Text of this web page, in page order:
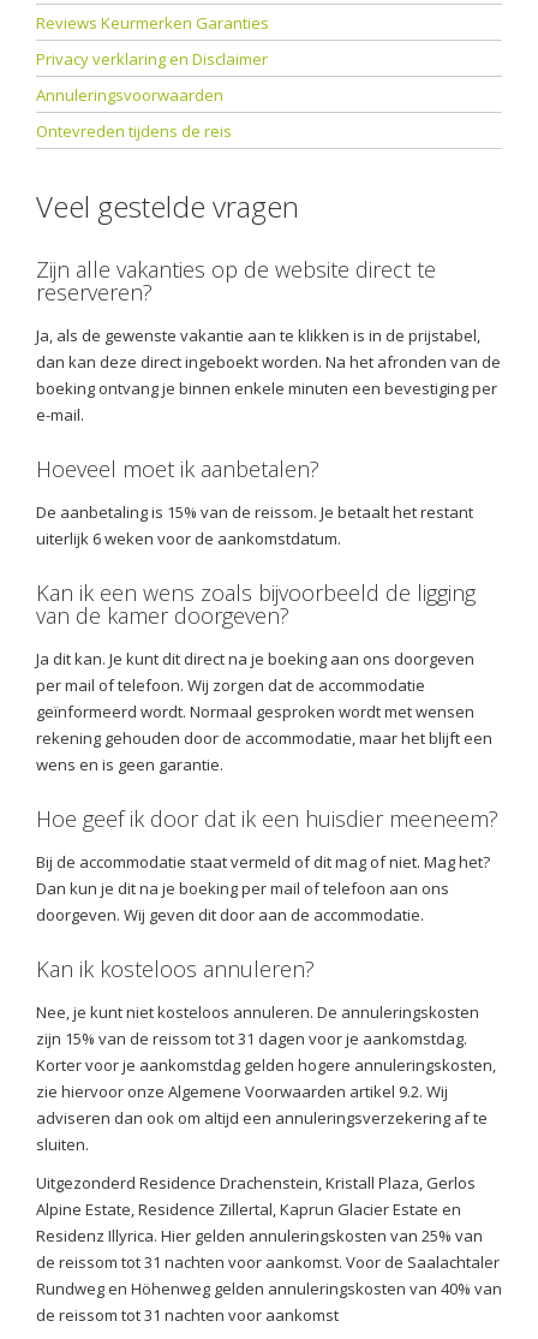
Reviews Keurmerken Garanties
Privacy verklaring en Disclaimer
Annuleringsvoorwaarden
Ontevreden tijdens de reis
Veel gestelde vragen
Zijn alle vakanties op de website direct te
reserveren?
Ja, als de gewenste vakantie aan te klikken is in de prijstabel,
dan kan deze direct ingeboekt worden. Na het afronden van de
boeking ontvang je binnen enkele minuten een bevestiging per
e-mail.
Hoeveel moet ik aanbetalen?
De aanbetaling is 15% van de reissom. Je betaalt het restant
uiterlijk 6 weken voor de aankomstdatum.
Kan ik een wens zoals bijvoorbeeld de ligging
van de kamer doorgeven?
Ja dit kan. Je kunt dit direct na je boeking aan ons doorgeven
per mail of telefoon. Wij zorgen dat de accommodatie
geïnformeerd wordt. Normaal gesproken wordt met wensen
rekening gehouden door de accommodatie, maar het blijft een
wens en is geen garantie.
Hoe geef ik door dat ik een huisdier meeneem?
Bij de accommodatie staat vermeld of dit mag of niet. Mag het?
Dan kun je dit na je boeking per mail of telefoon aan ons
doorgeven. Wij geven dit door aan de accommodatie.
Kan ik kosteloos annuleren?
Nee, je kunt niet kosteloos annuleren. De annuleringskosten
zijn 15% van de reissom tot 31 dagen voor je aankomstdag.
Korter voor je aankomstdag gelden hogere annuleringskosten,
zie hiervoor onze Algemene Voorwaarden artikel 9.2. Wij
adviseren dan ook om altijd een annuleringsverzekering af te
sluiten.
Uitgezonderd Residence Drachenstein, Kristall Plaza, Gerlos
Alpine Estate, Residence Zillertal, Kaprun Glacier Estate en
Residenz Illyrica. Hier gelden annuleringskosten van 25% van
de reissom tot 31 nachten voor aankomst. Voor de Saalachtaler
Rundweg en Höhenweg gelden annuleringskosten van 40% van
de reissom tot 31 nachten voor aankomst